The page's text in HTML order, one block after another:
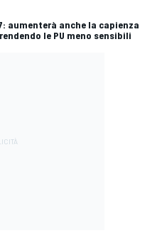
aumenterà anche la capienza
le PU meno sensibili